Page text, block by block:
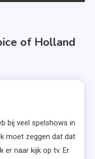
of Holland
bij veel spelshows in
moet zeggen dat dat
er naar kijk op tv. Er